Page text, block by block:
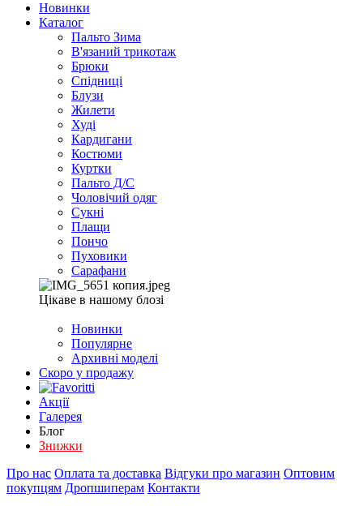
Новинки
Каталог
Пальто Зима
В'язаний трикотаж
Брюки
Спідниці
Блузи
Жилети
Худі
Кардигани
Костюми
Куртки
Пальто Д/С
Чоловічий одяг
Сукні
Плащи
Пончо
Пуховики
Сарафани
Цікаве в нашому блозі
Новинки
Популярне
Архивні моделі
Скоро у продажу
Акції
Галерея
Блог
Знижки
Про нас Оплата та доставка Відгуки про магазин Оптовим
покупцям Дропшиперам Контакти